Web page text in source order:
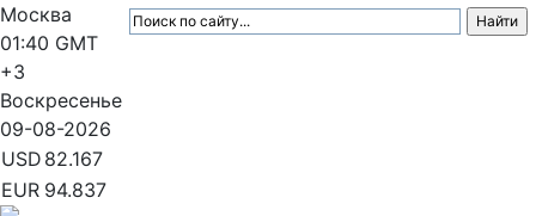
Москва
01:40 GMT
+3
Воскресенье
09-08-2026
USD 82.167
EUR 94.837